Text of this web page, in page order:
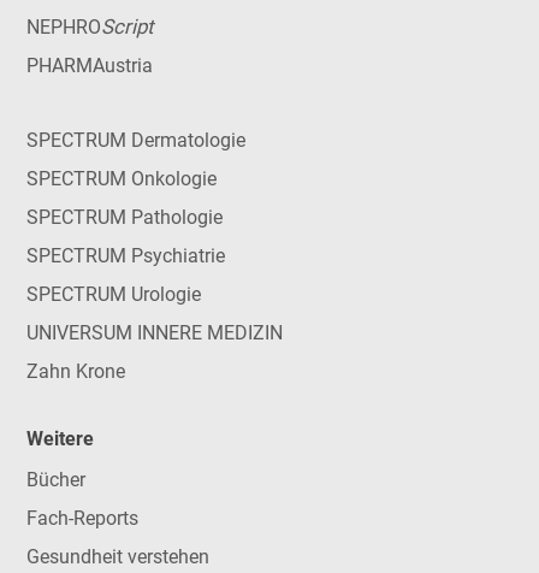
NEPHROScript
PHARMAustria
SPECTRUM Dermatologie
SPECTRUM Onkologie
SPECTRUM Pathologie
SPECTRUM Psychiatrie
SPECTRUM Urologie
UNIVERSUM INNERE MEDIZIN
Zahn Krone
Weitere
Bücher
Fach-Reports
Gesundheit verstehen